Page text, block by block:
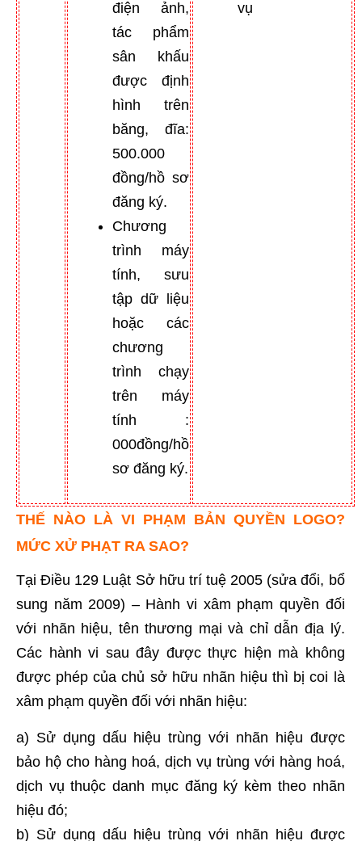
điện ảnh,
tác phẩm
sân khấu
được định
hình trên
băng, đĩa:
500.000
đồng/hồ sơ
đăng ký.
Chương
trình máy
tính, sưu
tập dữ liệu
hoặc các
chương
trình chạy
trên máy
tính :
000đồng/hồ
sơ đăng ký.
vụ
THẾ NÀO LÀ VI PHẠM BẢN QUYỀN LOGO?
MỨC XỬ PHẠT RA SAO?
Tại Điều 129 Luật Sở hữu trí tuệ 2005 (sửa đổi, bổ
sung năm 2009) – Hành vi xâm phạm quyền đối
với nhãn hiệu, tên thương mại và chỉ dẫn địa lý.
Các hành vi sau đây được thực hiện mà không
được phép của chủ sở hữu nhãn hiệu thì bị coi là
xâm phạm quyền đối với nhãn hiệu:
a) Sử dụng dấu hiệu trùng với nhãn hiệu được
bảo hộ cho hàng hoá, dịch vụ trùng với hàng hoá,
dịch vụ thuộc danh mục đăng ký kèm theo nhãn
hiệu đó;
b) Sử dụng dấu hiệu trùng với nhãn hiệu được